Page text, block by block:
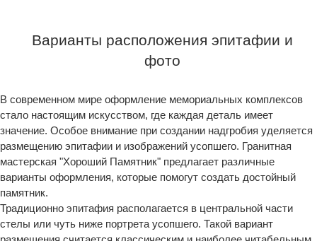
Варианты расположения эпитафии и
фото
В современном мире оформление мемориальных комплексов
стало настоящим искусством, где каждая деталь имеет
значение. Особое внимание при создании надгробия уделяется
размещению эпитафии и изображений усопшего. Гранитная
мастерская "Хороший Памятник" предлагает различные
варианты оформления, которые помогут создать достойный
памятник.
Традиционно эпитафия располагается в центральной части
стелы или чуть ниже портрета усопшего. Такой вариант